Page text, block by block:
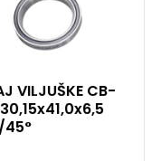
VILJUŠKE CB-
45°